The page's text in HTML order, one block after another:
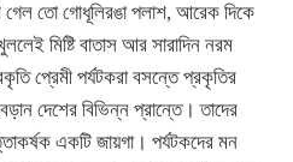
গেল তো গোধূলিরঙা পলাশ, আরেক দিকে
মিষ্টি বাতাস আর সারাদিন নরম
প্রেমী পর্যটকরা বসন্তে প্রকৃতির
দেশের বিভিন্ন প্রান্তে। তাদের
একটি জায়গা। পর্যটকদের মন